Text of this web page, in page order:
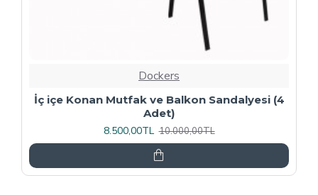
Dockers
Kapitoneli Sandalye (Deri) (4 Adet) - Yeşil
9.600,00TL 12.000,00TL